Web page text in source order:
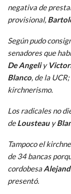
negativa de
provisional,
Según pudo
senadores que
De Angeliy
Blanco, de la UCR;
kirchnerismo.
Los radicales no
deLousteauy
Tampoco el
de 34 bancas
cordobesa
presentó.